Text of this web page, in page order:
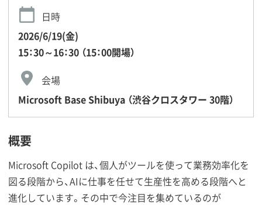
日時
2026/6/19(金)
15：30～16：30 （15：00開場）
会場
Microsoft Base Shibuya （渋谷クロスタワー 30階）
概要
Microsoft Copilot は、個人がツールを使って業務効率化を
図る段階から、AIに仕事を任せて生産性を高める段階へと
進化しています。その中で今注目を集めているのが